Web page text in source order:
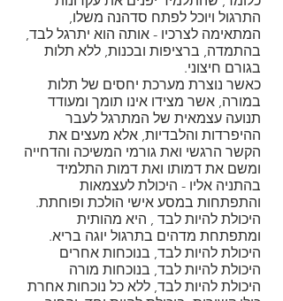
התרגול ויוכל לפתח סדהנה משלו,
המתאימה לצרכיו - אותה הוא יתרגל לבד,
בהתמדה, ברציפות ובכנות, ללא תלות
בגורם חיצוני.
כאשר נוצרת מערכת יחסים של תלות
במורה, אשר מצידו אינו תומך ומעודד
תנועה עצמאית של המתרגל לעבר
ההיפרדות והלבדיות, אלא מעצים את
הקשר הרגשי ואת גורמי המשיכה והדחייה
ומשם את דמותו ואת דמות התלמיד
בהתניה אליו - היכולת לעצמאות
והתפתחות במסע אישי הולכת ופוחתת.
היכולת להיות לבד , היא מהותית
ומתפתחת מדהים בתרגול יוגה בריא.
היכולת להיות לבד, בנוכחות אחרים
היכולת להיות לבד, בנוכחות מורה
היכולת להיות לבד, ללא כל נוכחות אחרת